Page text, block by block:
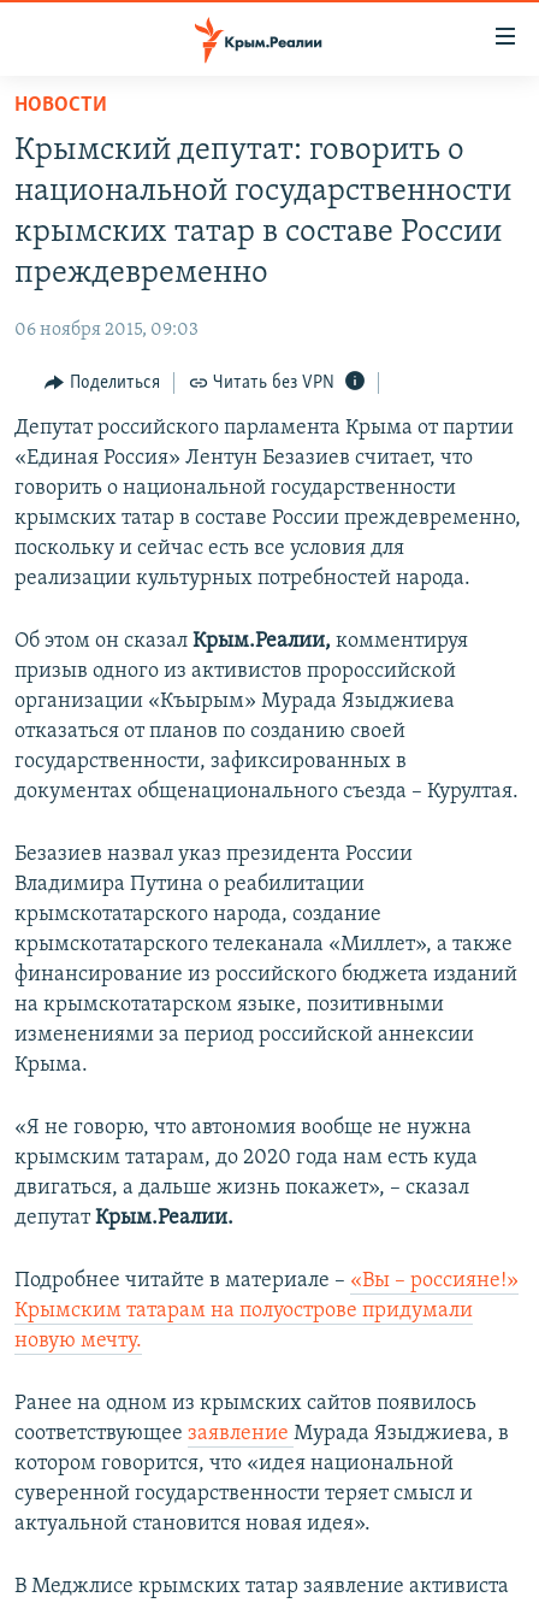
Вернуться
основному
содержанию
главной
Вернутся
поиску
СПЕЦПРОЕКТЫ
ИНТЕРАКТИВ
ИНФОГРАФИКА
ТЕЛЕПРОЕКТ КРЫМ.РЕАЛИИ
СОВЕТЫ ПРАВОЗАЩИТНИКОВ
ПРОПАВШИЕ БЕЗ ВЕСТИ
ПОБЕДИТЕЛЕЙ НЕ СУДЯТ?
ELIFBE
УКРАИНСКАЯ ПРОБЛЕМА КРЫМА
РАДІО СВОБОДА
КАК ОБОЙТИ БЛОКИРОВКУ
Українською
Qırımtatar
ПРИСОЕДИНЯЙТЕСЬ!
Все сайты RFE/RL
НОВОСТИ
Крымский депутат: говорить о
национальной государственности
крымских татар в составе России
преждевременно
06 ноября 2015, 09:03
Поделиться Читать без VPN
Депутат российского парламента Крыма от партии
«Единая Россия» Лентун Безазиев считает, что
говорить о национальной государственности
крымских татар в составе России преждевременно,
поскольку и сейчас есть все условия для
реализации культурных потребностей народа.
Об этом он сказал Крым.Реалии, комментируя
призыв одного из активистов пророссийской
организации «Къырым» Мурада Языджиева
отказаться от планов по созданию своей
государственности, зафиксированных в
документах общенационального съезда – Курултая.
Безазиев назвал указ президента России
Владимира Путина о реабилитации
крымскотатарского народа, создание
крымскотатарского телеканала «Миллет», а также
финансирование из российского бюджета изданий
на крымскотатарском языке, позитивными
изменениями за период российской аннексии
Крыма.
«Я не говорю, что автономия вообще не нужна
крымским татарам, до 2020 года нам есть куда
двигаться, а дальше жизнь покажет», – сказал
депутатКрым.Реалии.
Подробнее читайте в материале – «Вы – россияне!»
Крымским татарам на полуострове придумали
новую мечту.
Ранее на одном из крымских сайтов появилось
соответствующее заявление Мурада Языджиева, в
котором говорится, что «идея национальной
суверенной государственности теряет смысл и
актуальной становится новая идея».
В Меджлисе крымских татар заявление активиста